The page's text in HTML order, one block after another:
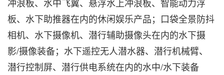
冲浪板、水中飞翼、悬浮水上冲浪板、智能动力浮
板、水下助推器在内的休闲娱乐产品；口袋全景防抖
相机、水下摄像机、潜行辅助摄像头在内的水下摄
影/摄像装备；水下遥控无人潜水器、潜行机械臂、
潜行控制屏、潜行供电系统在内的水中/水下装备